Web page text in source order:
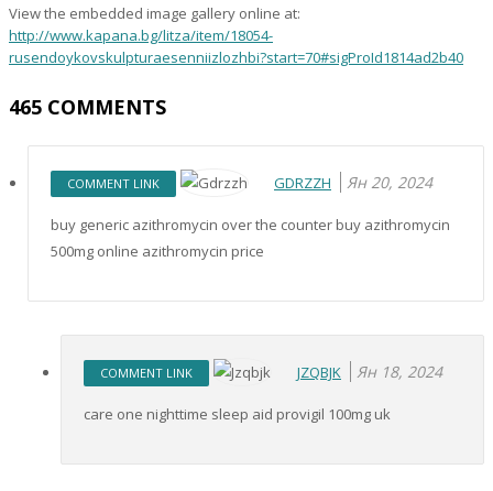
View the embedded image gallery online at:
http://www.kapana.bg/litza/item/18054-
rusendoykovskulpturaesenniizlozhbi?start=70#sigProId1814ad2b40
465 COMMENTS
COMMENT LINK GDRZZH Ян 20, 2024
buy generic azithromycin over the counter buy azithromycin
500mg online azithromycin price
COMMENT LINK JZQBJK Ян 18, 2024
care one nighttime sleep aid provigil 100mg uk